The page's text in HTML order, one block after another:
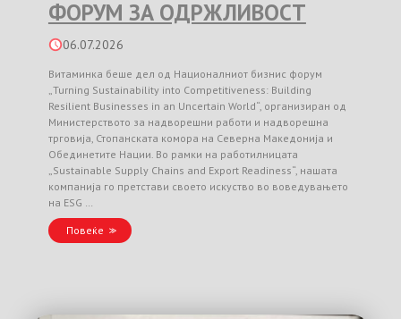
ФОРУМ ЗА ОДРЖЛИВОСТ
06.07.2026
Витаминка беше дел од Националниот бизнис форум
„Turning Sustainability into Competitiveness: Building
Resilient Businesses in an Uncertain World“, организиран од
Министерството за надворешни работи и надворешна
трговија, Стопанската комора на Северна Македонија и
Обединетите Нации. Во рамки на работилницата
„Sustainable Supply Chains and Export Readiness“, нашата
компанија го претстави своето искуство во воведувањето
на ESG …
Повеќе